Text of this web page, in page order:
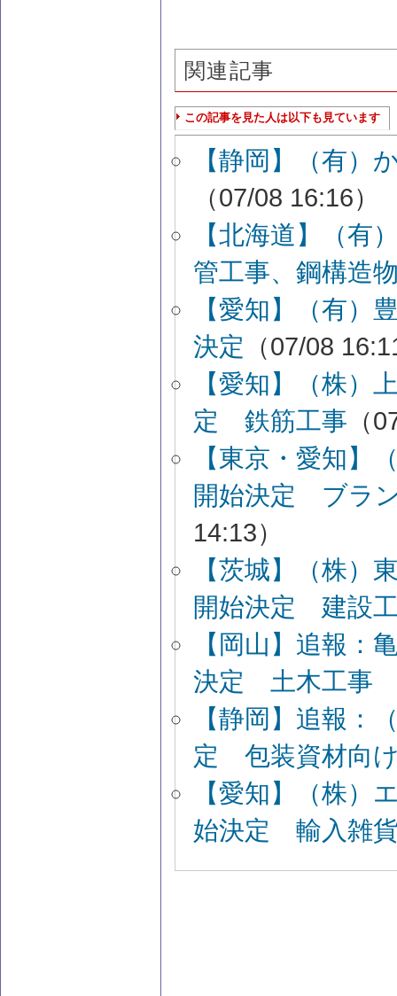
関連記事
この記事を見た人は以下も見ています
【静岡】（有）
（07/08 16:16）
【北海道】（
管工事、鋼構造
【愛知】（有）
決定 （07/08
【愛知】（株）
定 鉄筋工事 （
【東京・愛知】
開始決定 ブラ
14:13）
【茨城】（株）
開始決定 建設
【岡山】追報：
決定 土木工事
【静岡】追報：
定 包装資材向
【愛知】（株）
始決定 輸入雑